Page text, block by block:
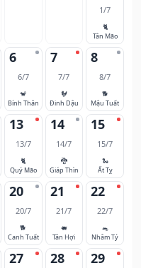
1/7
🐈
Tân Mão
6
6/7
🐒
Bính Thân
7
7/7
🐓
Đinh Dậu
8
8/7
🐕
Mậu Tuất
13
13/7
🐈
Quý Mão
14
14/7
🐉
Giáp Thìn
15
15/7
🐍
Ất Tỵ
20
20/7
🐕
Canh Tuất
21
21/7
🐖
Tân Hợi
22
22/7
🐀
Nhâm Tý
27 28 29